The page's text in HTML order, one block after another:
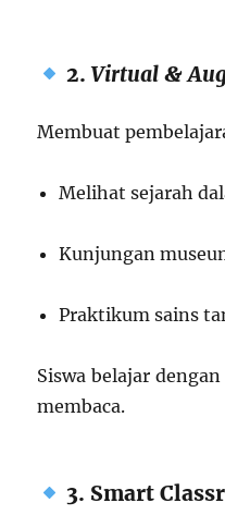
2.Virtual &
Membuat
Melihat sejarah
Kunjungan
Praktikum sains
Siswa belajar dengan
membaca.
3. Smart